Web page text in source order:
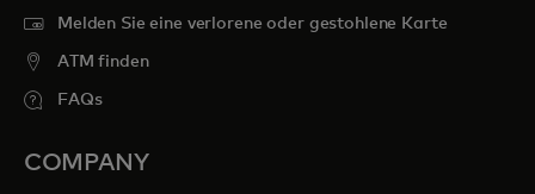
Melden Sie eine verlorene oder gestohlene Karte
ATM finden
FAQs
COMPANY